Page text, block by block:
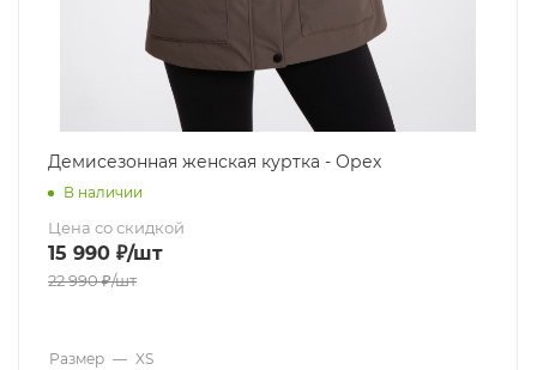
Демисезонная женская куртка - Орех
В наличии
Цена со скидкой
15 990 ₽/шт
22 990₽/шт
Размер — XS